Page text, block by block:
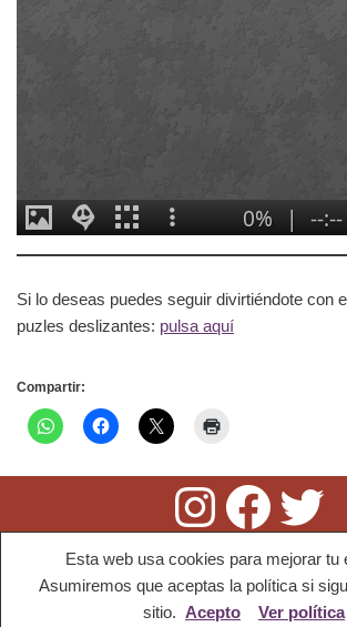
Si lo deseas puedes seguir divirtiéndote con
puzles deslizantes: pulsa aquí
Compartir:
52.337 visitas
Esta web usa cookies para mejorar tu
Asumiremos que aceptas la política si
sitio. Acepto Ver política